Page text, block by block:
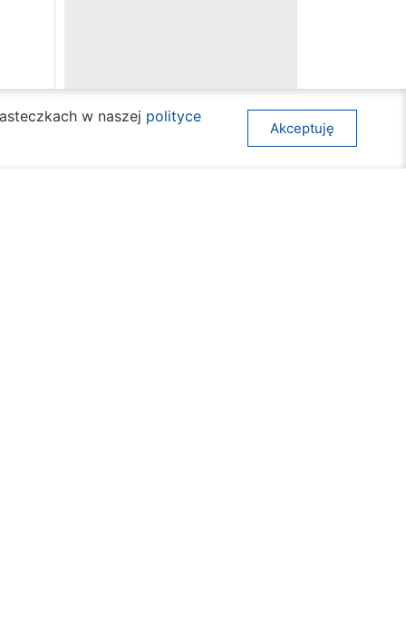
w naszej polityce
Akceptuję